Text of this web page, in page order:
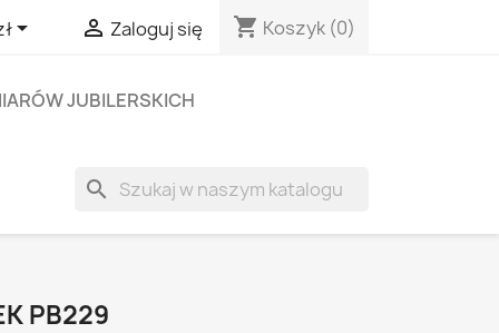
  Zaloguj się shopping_cart Koszyk (0)
JUBILERSKICH
search
PB229